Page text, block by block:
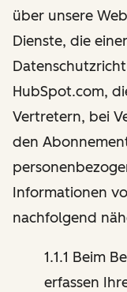
über unsere
Dienste, die
HubSpot.com,
Vertretern, bei
den
Informationen
nachfolgend
1.1.1 Beim
erfassen